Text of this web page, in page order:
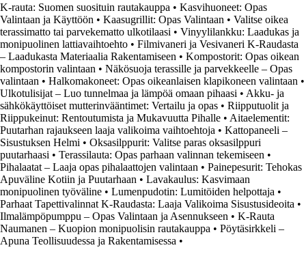
K-rauta: Suomen suosituin rautakauppa • Kasvihuoneet: Opas
Valintaan ja Käyttöön • Kaasugrillit: Opas Valintaan • Valitse oikea
terassimatto tai parvekematto ulkotilaasi • Vinyylilankku: Laadukas ja
monipuolinen lattiavaihtoehto • Filmivaneri ja Vesivaneri K-Raudasta
– Laadukasta Materiaalia Rakentamiseen • Kompostorit: Opas oikean
kompostorin valintaan • Näkösuoja terassille ja parvekkeelle – Opas
valintaan • Halkomakoneet: Opas oikeanlaisen klapikoneen valintaan •
Ulkotulisijat – Luo tunnelmaa ja lämpöä omaan pihaasi • Akku- ja
sähkökäyttöiset mutterinvääntimet: Vertailu ja opas • Riipputuolit ja
Riippukeinut: Rentoutumista ja Mukavuutta Pihalle • Aitaelementit:
Puutarhan rajaukseen laaja valikoima vaihtoehtoja • Kattopaneeli –
Sisustuksen Helmi • Oksasilppurit: Valitse paras oksasilppuri
puutarhaasi • Terassilauta: Opas parhaan valinnan tekemiseen •
Pihalaatat – Laaja opas pihalaattojen valintaan • Painepesurit: Tehokas
Apuväline Kotiin ja Puutarhaan • Lavakaulus: Kasvimaan
monipuolinen työväline • Lumenpudotin: Lumitöiden helpottaja •
Parhaat Tapettivalinnat K-Raudasta: Laaja Valikoima Sisustusideoita •
Ilmalämpöpumppu – Opas Valintaan ja Asennukseen • K-Rauta
Naumanen – Kuopion monipuolisin rautakauppa • Pöytäsirkkeli –
Apuna Teollisuudessa ja Rakentamisessa •